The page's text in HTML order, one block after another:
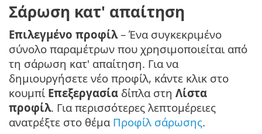
Σάρωση κατ' απαίτηση
Επιλεγμένο προφίλ– Ένα συγκεκριμένο
σύνολο παραμέτρων που χρησιμοποιείται από
τη σάρωση κατ' απαίτηση. Για να
δημιουργήσετε νέο προφίλ, κάντε κλικ στο
κουμπί Επεξεργασία δίπλα στη Λίστα
προφίλ. Για περισσότερες λεπτομέρειες
ανατρέξτε στο θέμα Προφίλ σάρωσης.